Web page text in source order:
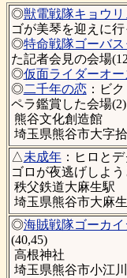
◎獣電戦隊キョウ
ゴが美琴を迎えに
◎特命戦隊ゴーバ
た記者会見の会場
◎仮面ライダーオー
◎二千年の恋：ビ
ペラ鑑賞した会場(2)
熊谷文化創造館
埼玉県熊谷市大字
△未成年：ヒロとデ
ゴロが夜逃げしよ
秩父鉄道大麻生駅
埼玉県熊谷市大麻生
◎海賊戦隊ゴーカイ
(40,45)
高根神社
埼玉県熊谷市小江川